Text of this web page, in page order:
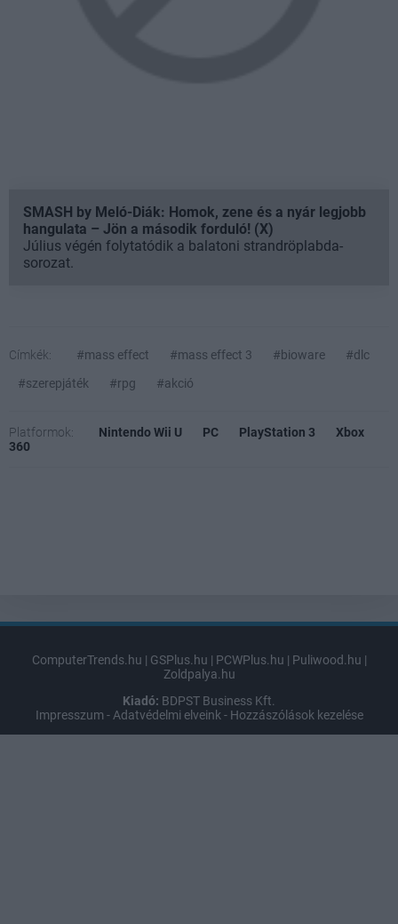
SMASH by Meló-Diák: Homok, zene és a nyár legjobb
hangulata – Jön a második forduló! (X)
Július végén folytatódik a balatoni strandröplabda-
sorozat.
Címkék: #mass effect #mass effect 3 #bioware
#dlc
#szerepjáték
#rpg #akció
Platformok: Nintendo Wii U PC PlayStation 3
Xbox
360
ComputerTrends.hu | GSPlus.hu | PCWPlus.hu | Puliwood.hu |
Zoldpalya.hu
Kiadó: BDPST Business Kft.
Impresszum - Adatvédelmi elveink - Hozzászólások kezelése